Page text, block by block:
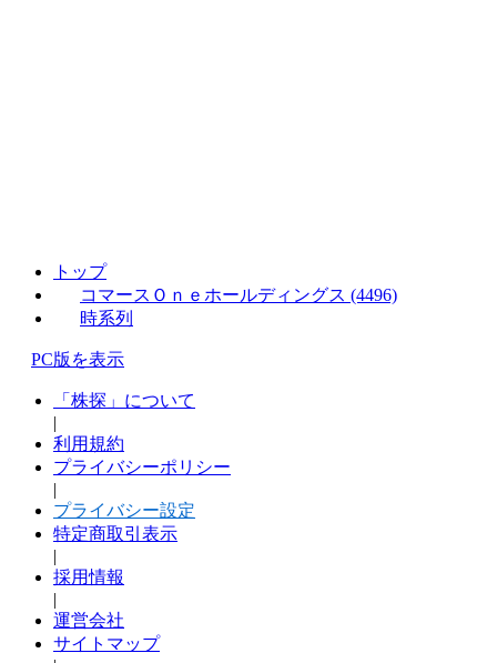
トップ
コマースＯｎｅホールディングス (4496)
時系列
PC版を表示
「株探」について
|
利用規約
プライバシーポリシー
|
プライバシー設定
特定商取引表示
|
採用情報
|
運営会社
サイトマップ